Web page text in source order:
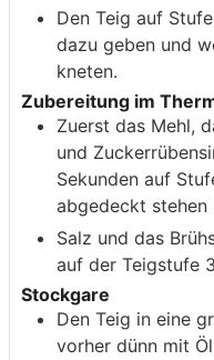
Den Teig auf
dazu geben und
kneten.
Zubereitung im
Zuerst das Mehl,
und
Sekunden auf
abgedeckt stehen
Salz und das
auf der Teigstufe
Stockgare
Den Teig in eine
vorher dünn mit